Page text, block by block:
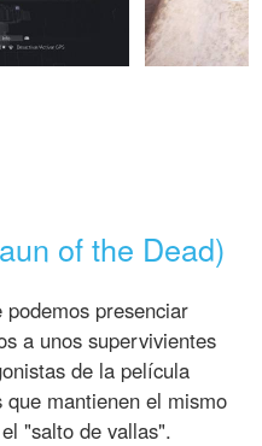
of the Dead)
presenciar
a unos supervivientes
de la película
mantienen el mismo
"salto de vallas".